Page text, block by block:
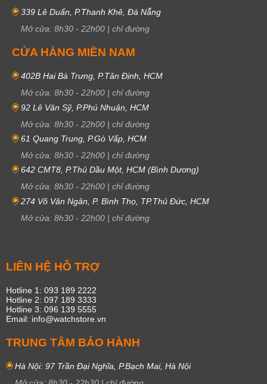
339 Lê Duẩn, P.Thanh Khê, Đà Nẵng
Mở cửa: 8h30 - 22h00 | chỉ đường
CỬA HÀNG MIỀN NAM
402B Hai Bà Trưng, P.Tân Định, HCM
Mở cửa: 8h30 - 22h00 | chỉ đường
92 Lê Văn Sỹ, P.Phú Nhuận, HCM
Mở cửa: 8h30 - 22h00 | chỉ đường
61 Quang Trung, P.Gò Vấp, HCM
Mở cửa: 8h30 - 22h00 | chỉ đường
642 CMT8, P.Thủ Dầu Một, HCM (Bình Dương)
Mở cửa: 8h30 - 22h00 | chỉ đường
274 Võ Văn Ngân, P. Bình Thọ, TP.Thủ Đức, HCM
Mở cửa: 8h30 - 22h00 | chỉ đường
LIÊN HỆ HỖ TRỢ
Hotline 1: 093 189 2222
Hotline 2: 097 189 3333
Hotline 3: 096 139 5555
Email: info@watchstore.vn
TRUNG TÂM BẢO HÀNH
Hà Nội: 97 Trần Đại Nghĩa, P.Bạch Mai, Hà Nội